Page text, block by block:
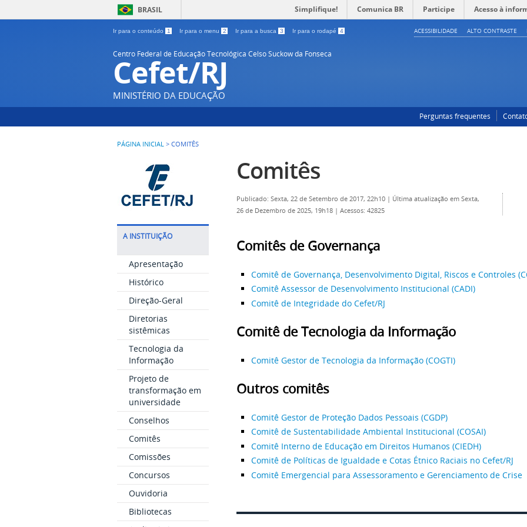
BRASIL Simplifique! Comunica BR Participe Acesso à
Ir para o conteúdo 1 Ir para o menu 2 Ir para a busca 3 Ir para o rodapé 4 ACESSIBILIDADE ALTO CONTRASTE
Centro Federal de Educação Tecnológica Celso Suckow da Fonseca
Cefet/RJ
MINISTÉRIO DA EDUCAÇÃO
Perguntas frequentes
PÁGINA INICIAL > COMITÊS
A INSTITUIÇÃO
Apresentação
Histórico
Direção-Geral
Diretorias
sistêmicas
Tecnologia da
Informação
Projeto de
transformação em
universidade
Conselhos
Comitês
Comissões
Concursos
Ouvidoria
Bibliotecas
Comitês
Publicado: Sexta, 22 de Setembro de 2017, 22h10 | Última atualização em Sexta,
26 de Dezembro de 2025, 19h18 | Acessos: 42825
Comitês de Governança
Comitê de Governança, Desenvolvimento Digital, Riscos e Controles
Comitê Assessor de Desenvolvimento Institucional (CADI)
Comitê de Integridade do Cefet/RJ
Comitê de Tecnologia da Informação
Comitê Gestor de Tecnologia da Informação (COGTI)
Outros comitês
Comitê Gestor de Proteção Dados Pessoais (CGDP)
Comitê de Sustentabilidade Ambiental Institucional (COSAI)
Comitê Interno de Educação em Direitos Humanos (CIEDH)
Comitê de Políticas de Igualdade e Cotas Étnico Raciais no Cefet/RJ
Comitê Emergencial para Assessoramento e Gerenciamento de Crise